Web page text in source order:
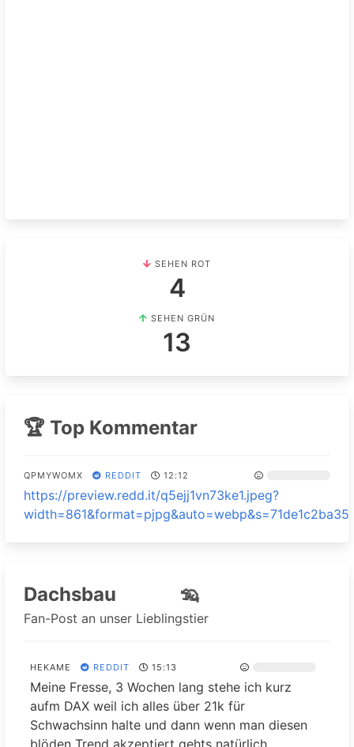
SEHEN ROT
4
SEHEN GRÜN
13
🏆 Top Kommentar
QPMYWOMX REDDIT 12:12
https://preview.redd.it/q5ejj1vn73ke1.jpeg?
Dachsbau 🦡
Fan-Post an unser Lieblingstier
HEKAME REDDIT 15:13
Meine Fresse, 3 Wochen lang stehe ich kurz
aufm DAX weil ich alles über 21k für
Schwachsinn halte und dann wenn man diesen
blöden Trend akzeptiert gehts natürlich